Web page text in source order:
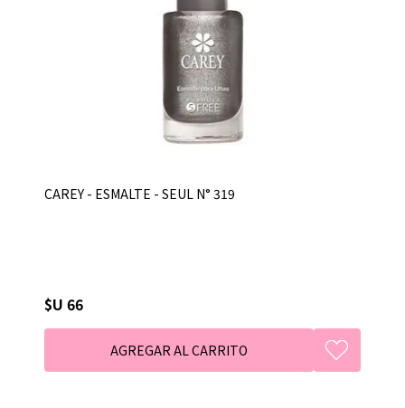
CAREY - ESMALTE - SEUL N° 319
$U 66